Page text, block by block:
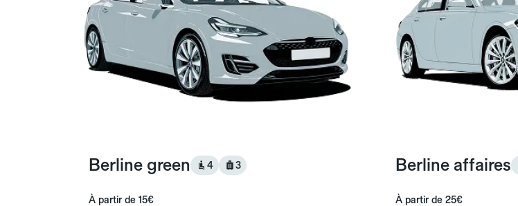
Berline green 4 3
À partir de 15€
Berline affaires
À partir de 25€